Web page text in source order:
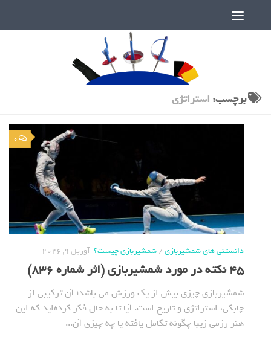
برچسب:استراتژی
0
دانستنی های شمشیربازی/شمشیربازی چیست؟ آوریل 9, 2026
۴۵ نکته در مورد شمشیربازی (اثر شماره 836)
شمشیربازی چیزی بیش از یک ورزش می باشد؛ آن ترکیبی از
چابکی، استراتژی و تاریخ است. آیا تا به حال فکر کرده‌اید که این
هنر رزمی زیبا چگونه تکامل یافته یا چه چیزی آن...